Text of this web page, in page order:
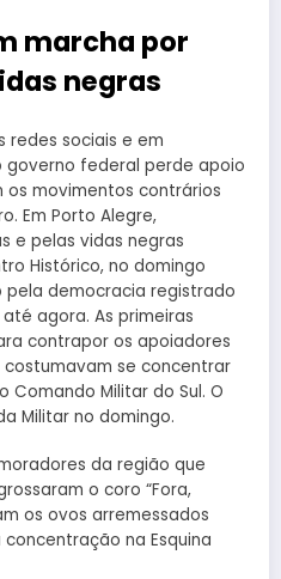
marcha por
negras
redes sociais e em
governo federal perde apoio
os movimentos contrários
Em Porto Alegre,
e pelas vidas negras
Histórico, no domingo
pela democracia registrado
agora. As primeiras
contrapor os apoiadores
se concentrar
Militar do Sul. O
Militar no domingo.
da região que
o coro “Fora,
os ovos arremessados
na Esquina